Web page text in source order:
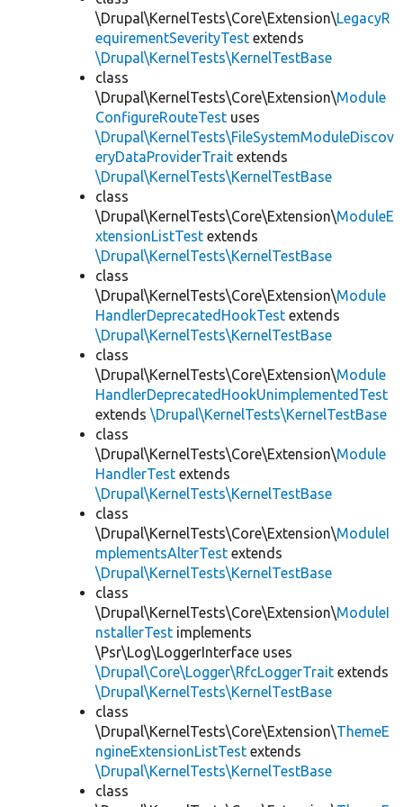
\Drupal\KernelTests\Core\Extension\LegacyR
equirementSeverityTest extends
\Drupal\KernelTests\KernelTestBase
class
\Drupal\KernelTests\Core\Extension\Module
ConfigureRouteTest uses
\Drupal\KernelTests\FileSystemModuleDiscov
eryDataProviderTrait extends
\Drupal\KernelTests\KernelTestBase
class
\Drupal\KernelTests\Core\Extension\ModuleE
xtensionListTest extends
\Drupal\KernelTests\KernelTestBase
class
\Drupal\KernelTests\Core\Extension\Module
HandlerDeprecatedHookTest extends
\Drupal\KernelTests\KernelTestBase
class
\Drupal\KernelTests\Core\Extension\Module
HandlerDeprecatedHookUnimplementedTest
extends \Drupal\KernelTests\KernelTestBase
class
\Drupal\KernelTests\Core\Extension\Module
HandlerTest extends
\Drupal\KernelTests\KernelTestBase
class
\Drupal\KernelTests\Core\Extension\ModuleI
mplementsAlterTest extends
\Drupal\KernelTests\KernelTestBase
class
\Drupal\KernelTests\Core\Extension\ModuleI
nstallerTest implements
\Psr\Log\LoggerInterface uses
\Drupal\Core\Logger\RfcLoggerTrait extends
\Drupal\KernelTests\KernelTestBase
class
\Drupal\KernelTests\Core\Extension\ThemeE
ngineExtensionListTest extends
\Drupal\KernelTests\KernelTestBase
class